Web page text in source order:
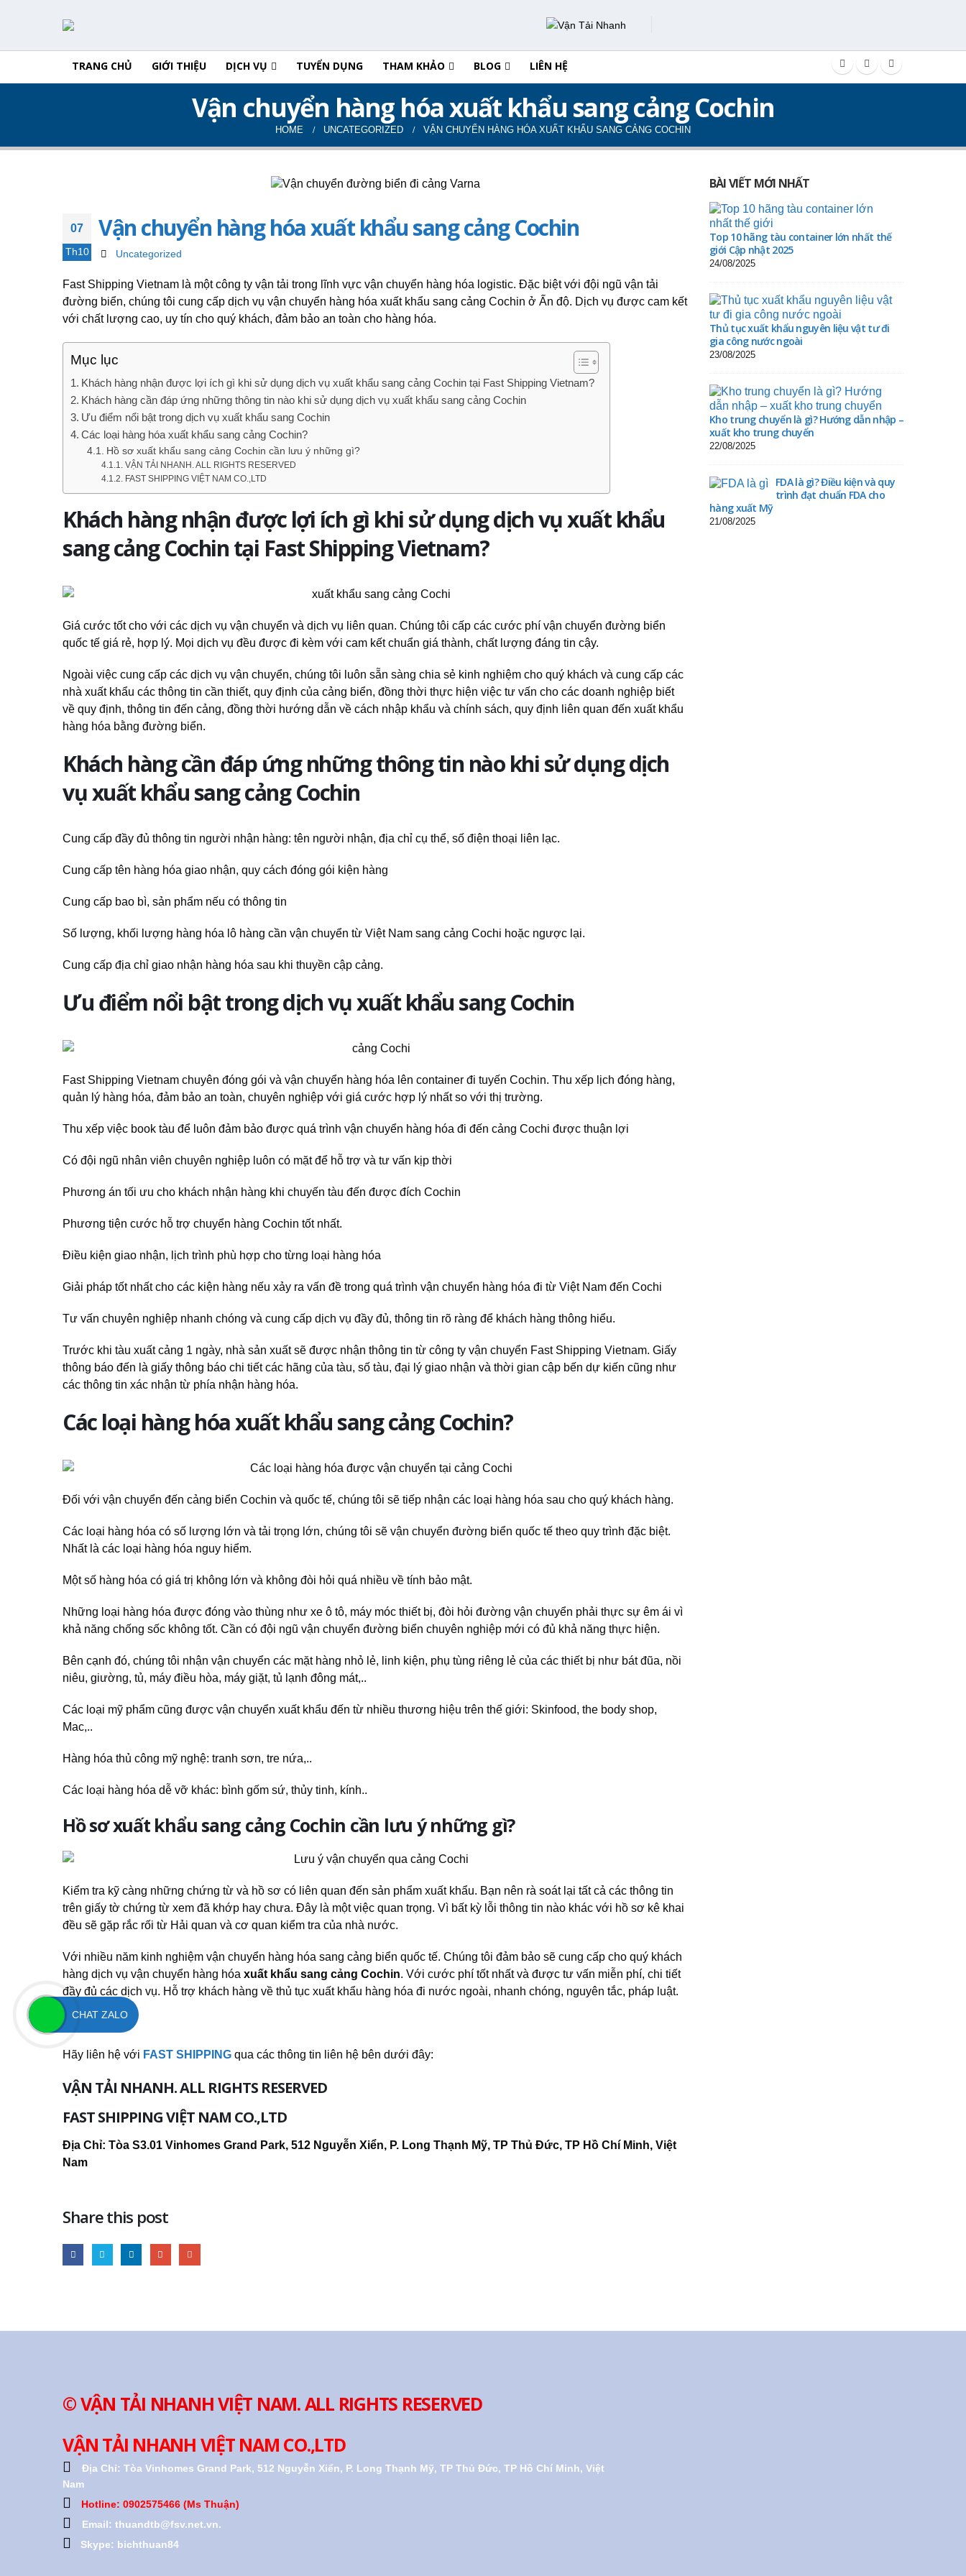
TRANG CHỦ GIỚI THIỆU DỊCH VỤ TUYỂN DỤNG THAM KHẢO BLOG LIÊN HỆ
Vận chuyển hàng hóa xuất khẩu sang cảng Cochin
HOME UNCATEGORIZED VẬN CHUYỂN HÀNG HÓA XUẤT KHẨU SANG CẢNG COCHIN
07
Th10
Vận chuyển hàng hóa xuất khẩu sang cảng Cochin
Uncategorized
Fast Shipping Vietnam là một công ty vận tải trong lĩnh vực vận chuyển hàng hóa logistic. Đặc biệt với đội ngũ vận tải
đường biển, chúng tôi cung cấp dịch vụ vận chuyển hàng hóa xuất khẩu sang cảng Cochin ở Ấn độ. Dịch vụ được cam kết
với chất lượng cao, uy tín cho quý khách, đảm bảo an toàn cho hàng hóa.
Mục lục
Khách hàng nhận được lợi ích gì khi sử dụng dịch vụ xuất khẩu sang cảng Cochin tại Fast Shipping Vietnam?
Khách hàng cần đáp ứng những thông tin nào khi sử dụng dịch vụ xuất khẩu sang cảng Cochin
Ưu điểm nổi bật trong dịch vụ xuất khẩu sang Cochin
Các loại hàng hóa xuất khẩu sang cảng Cochin?
Hồ sơ xuất khẩu sang cảng Cochin cần lưu ý những gì?
VẬN TẢI NHANH. ALL RIGHTS RESERVED
FAST SHIPPING VIỆT NAM CO.,LTD
Khách hàng nhận được lợi ích gì khi sử dụng dịch vụ xuất khẩu
sang cảng Cochin tại Fast Shipping Vietnam?
Giá cước tốt cho với các dịch vụ vận chuyển và dịch vụ liên quan. Chúng tôi cấp các cước phí vận chuyển đường biển
quốc tế giá rẻ, hợp lý. Mọi dịch vụ đều được đi kèm với cam kết chuẩn giá thành, chất lượng đáng tin cậy.
Ngoài việc cung cấp các dịch vụ vận chuyển, chúng tôi luôn sẵn sàng chia sẻ kinh nghiệm cho quý khách và cung cấp các
nhà xuất khẩu các thông tin cần thiết, quy định của cảng biển, đồng thời thực hiện việc tư vấn cho các doanh nghiệp biết
về quy định, thông tin đến cảng, đồng thời hướng dẫn về cách nhập khẩu và chính sách, quy định liên quan đến xuất khẩu
hàng hóa bằng đường biển.
Khách hàng cần đáp ứng những thông tin nào khi sử dụng dịch
vụ xuất khẩu sang cảng Cochin
Cung cấp đầy đủ thông tin người nhận hàng: tên người nhận, địa chỉ cụ thể, số điện thoại liên lạc.
Cung cấp tên hàng hóa giao nhận, quy cách đóng gói kiện hàng
Cung cấp bao bì, sản phẩm nếu có thông tin
Số lượng, khối lượng hàng hóa lô hàng cần vận chuyển từ Việt Nam sang cảng Cochi hoặc ngược lại.
Cung cấp địa chỉ giao nhận hàng hóa sau khi thuyền cập cảng.
Ưu điểm nổi bật trong dịch vụ xuất khẩu sang Cochin
Fast Shipping Vietnam chuyên đóng gói và vận chuyển hàng hóa lên container đi tuyến Cochin. Thu xếp lịch đóng hàng,
quản lý hàng hóa, đảm bảo an toàn, chuyên nghiệp với giá cước hợp lý nhất so với thị trường.
Thu xếp việc book tàu để luôn đảm bảo được quá trình vận chuyển hàng hóa đi đến cảng Cochi được thuận lợi
Có đội ngũ nhân viên chuyên nghiệp luôn có mặt để hỗ trợ và tư vấn kịp thời
Phương án tối ưu cho khách nhận hàng khi chuyến tàu đến được đích Cochin
Phương tiện cước hỗ trợ chuyển hàng Cochin tốt nhất.
Điều kiện giao nhận, lịch trình phù hợp cho từng loại hàng hóa
Giải pháp tốt nhất cho các kiện hàng nếu xảy ra vấn đề trong quá trình vận chuyển hàng hóa đi từ Việt Nam đến Cochi
Tư vấn chuyên nghiệp nhanh chóng và cung cấp dịch vụ đầy đủ, thông tin rõ ràng để khách hàng thông hiểu.
Trước khi tàu xuất cảng 1 ngày, nhà sản xuất sẽ được nhận thông tin từ công ty vận chuyển Fast Shipping Vietnam. Giấy
thông báo đến là giấy thông báo chi tiết các hãng của tàu, số tàu, đại lý giao nhận và thời gian cập bến dự kiến cũng như
các thông tin xác nhận từ phía nhận hàng hóa.
Các loại hàng hóa xuất khẩu sang cảng Cochin?
Đối với vận chuyển đến cảng biển Cochin và quốc tế, chúng tôi sẽ tiếp nhận các loại hàng hóa sau cho quý khách hàng.
Các loại hàng hóa có số lượng lớn và tải trọng lớn, chúng tôi sẽ vận chuyển đường biển quốc tế theo quy trình đặc biệt.
Nhất là các loại hàng hóa nguy hiểm.
Một số hàng hóa có giá trị không lớn và không đòi hỏi quá nhiều về tính bảo mật.
Những loại hàng hóa được đóng vào thùng như xe ô tô, máy móc thiết bị, đòi hỏi đường vận chuyển phải thực sự êm ái vì
khả năng chống sốc không tốt. Cần có đội ngũ vận chuyển đường biển chuyên nghiệp mới có đủ khả năng thực hiện.
Bên cạnh đó, chúng tôi nhận vận chuyển các mặt hàng nhỏ lẻ, linh kiện, phụ tùng riêng lẻ của các thiết bị như bát đũa, nồi
niêu, giường, tủ, máy điều hòa, máy giặt, tủ lạnh đông mát,..
Các loại mỹ phẩm cũng được vận chuyển xuất khẩu đến từ nhiều thương hiệu trên thế giới: Skinfood, the body shop,
Mac,..
Hàng hóa thủ công mỹ nghệ: tranh sơn, tre nứa,..
Các loại hàng hóa dễ vỡ khác: bình gốm sứ, thủy tinh, kính..
Hồ sơ xuất khẩu sang cảng Cochin cần lưu ý những gì?
Kiểm tra kỹ càng những chứng từ và hồ sơ có liên quan đến sản phẩm xuất khẩu. Bạn nên rà soát lại tất cả các thông tin
trên giấy tờ chứng từ xem đã khớp hay chưa. Đây là một việc quan trọng. Vì bất kỳ lỗi thông tin nào khác với hồ sơ kê khai
đều sẽ gặp rắc rối từ Hải quan và cơ quan kiểm tra của nhà nước.
Với nhiều năm kinh nghiệm vận chuyển hàng hóa sang cảng biển quốc tế. Chúng tôi đảm bảo sẽ cung cấp cho quý khách
hàng dịch vụ vận chuyển hàng hóa xuất khẩu sang cảng Cochin. Với cước phí tốt nhất và được tư vấn miễn phí, chi tiết
đầy đủ các dịch vụ. Hỗ trợ khách hàng về thủ tục xuất khẩu hàng hóa đi nước ngoài, nhanh chóng, nguyên tắc, pháp luật.
Hãy liên hệ với FAST SHIPPING qua các thông tin liên hệ bên dưới đây:
VẬN TẢI NHANH. ALL RIGHTS RESERVED
FAST SHIPPING VIỆT NAM CO.,LTD
Địa Chỉ: Tòa S3.01 Vinhomes Grand Park, 512 Nguyễn Xiển, P. Long Thạnh Mỹ, TP Thủ Đức, TP Hồ Chí Minh, Việt
Nam
Share this post
BÀI VIẾT MỚI NHẤT
Top 10 hãng tàu container lớn nhất thế
giới Cập nhật 2025
24/08/2025
Thủ tục xuất khẩu nguyên liệu vật tư đi
gia công nước ngoài
23/08/2025
Kho trung chuyển là gì? Hướng dẫn nhập –
xuất kho trung chuyển
22/08/2025
FDA là gì? Điều kiện và quy
trình đạt chuẩn FDA cho
hàng xuất Mỹ
21/08/2025
© VẬN TẢI NHANH VIỆT NAM. ALL RIGHTS RESERVED
VẬN TẢI NHANH VIỆT NAM CO.,LTD
Địa Chỉ: Tòa Vinhomes Grand Park, 512 Nguyễn Xiển, P. Long Thạnh Mỹ, TP Thủ Đức, TP Hồ Chí Minh, Việt
Nam
Hotline: 0902575466 (Ms Thuận)
Email: thuandtb@fsv.net.vn.
Skype: bichthuan84
CHAT ZALO